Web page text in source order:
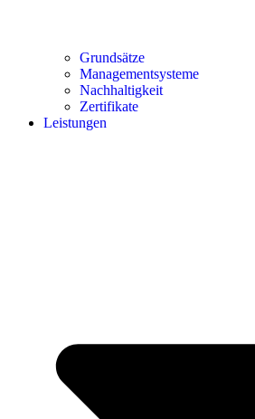
Grundsätze
Managementsysteme
Nachhaltigkeit
Zertifikate
Leistungen